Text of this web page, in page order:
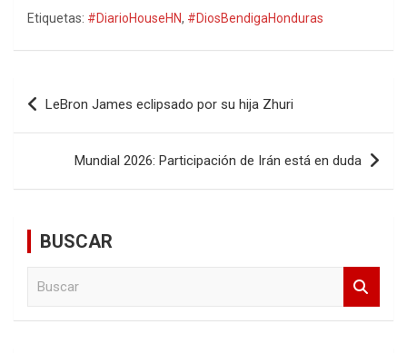
Etiquetas: #DiarioHouseHN, #DiosBendigaHonduras
Navegación
de
entradas
LeBron James eclipsado por su hija Zhuri
Mundial 2026: Participación de Irán está en duda
BUSCAR